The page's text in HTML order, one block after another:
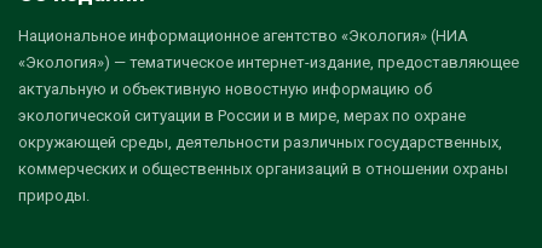
Национальное информационное агентство «Экология» (НИА
«Экология») — тематическое интернет-издание, предоставляющее
актуальную и объективную новостную информацию об
экологической ситуации в России и в мире, мерах по охране
окружающей среды, деятельности различных государственных,
коммерческих и общественных организаций в отношении охраны
природы.